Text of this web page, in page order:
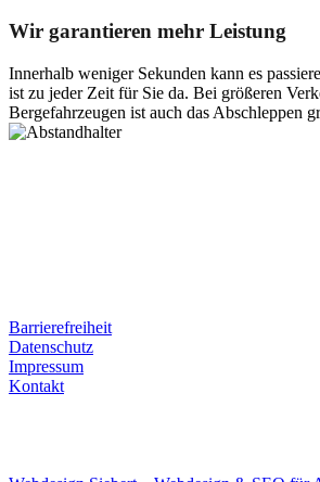
Wir garantieren mehr Leistung
Innerhalb weniger Sekunden kann es
ist zu jeder Zeit für Sie da. Bei größeren
Bergefahrzeugen ist auch das Abschleppen
Barrierefreiheit
Datenschutz
Impressum
Kontakt